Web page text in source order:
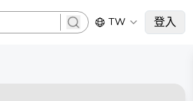
search
TW 登入